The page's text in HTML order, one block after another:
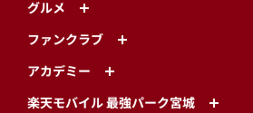
グルメ
ファンクラブ
アカデミー
楽天モバイル 最強パーク宮城